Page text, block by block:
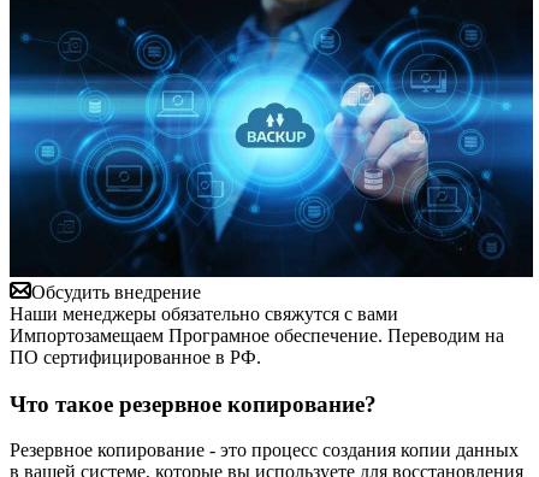
Обсудить внедрение
Наши менеджеры обязательно свяжутся с вами
Импортозамещаем Програмное обеспечение. Переводим на
ПО сертифицированное в РФ.
Что такое резервное копирование?
Резервное копирование - это процесс создания копии данных
в вашей системе, которые вы используете для восстановления